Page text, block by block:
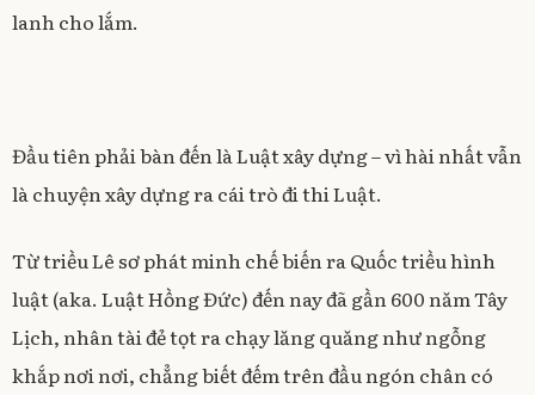
lanh cho lắm.
Đầu tiên phải bàn đến là Luật xây dựng – vì hài nhất vẫn
là chuyện xây dựng ra cái trò đi thi Luật.
Từ triều Lê sơ phát minh chế biến ra Quốc triều hình
luật (aka. Luật Hồng Đức) đến nay đã gần 600 năm Tây
Lịch, nhân tài đẻ tọt ra chạy lăng quăng như ngỗng
khắp nơi nơi, chẳng biết đếm trên đầu ngón chân có